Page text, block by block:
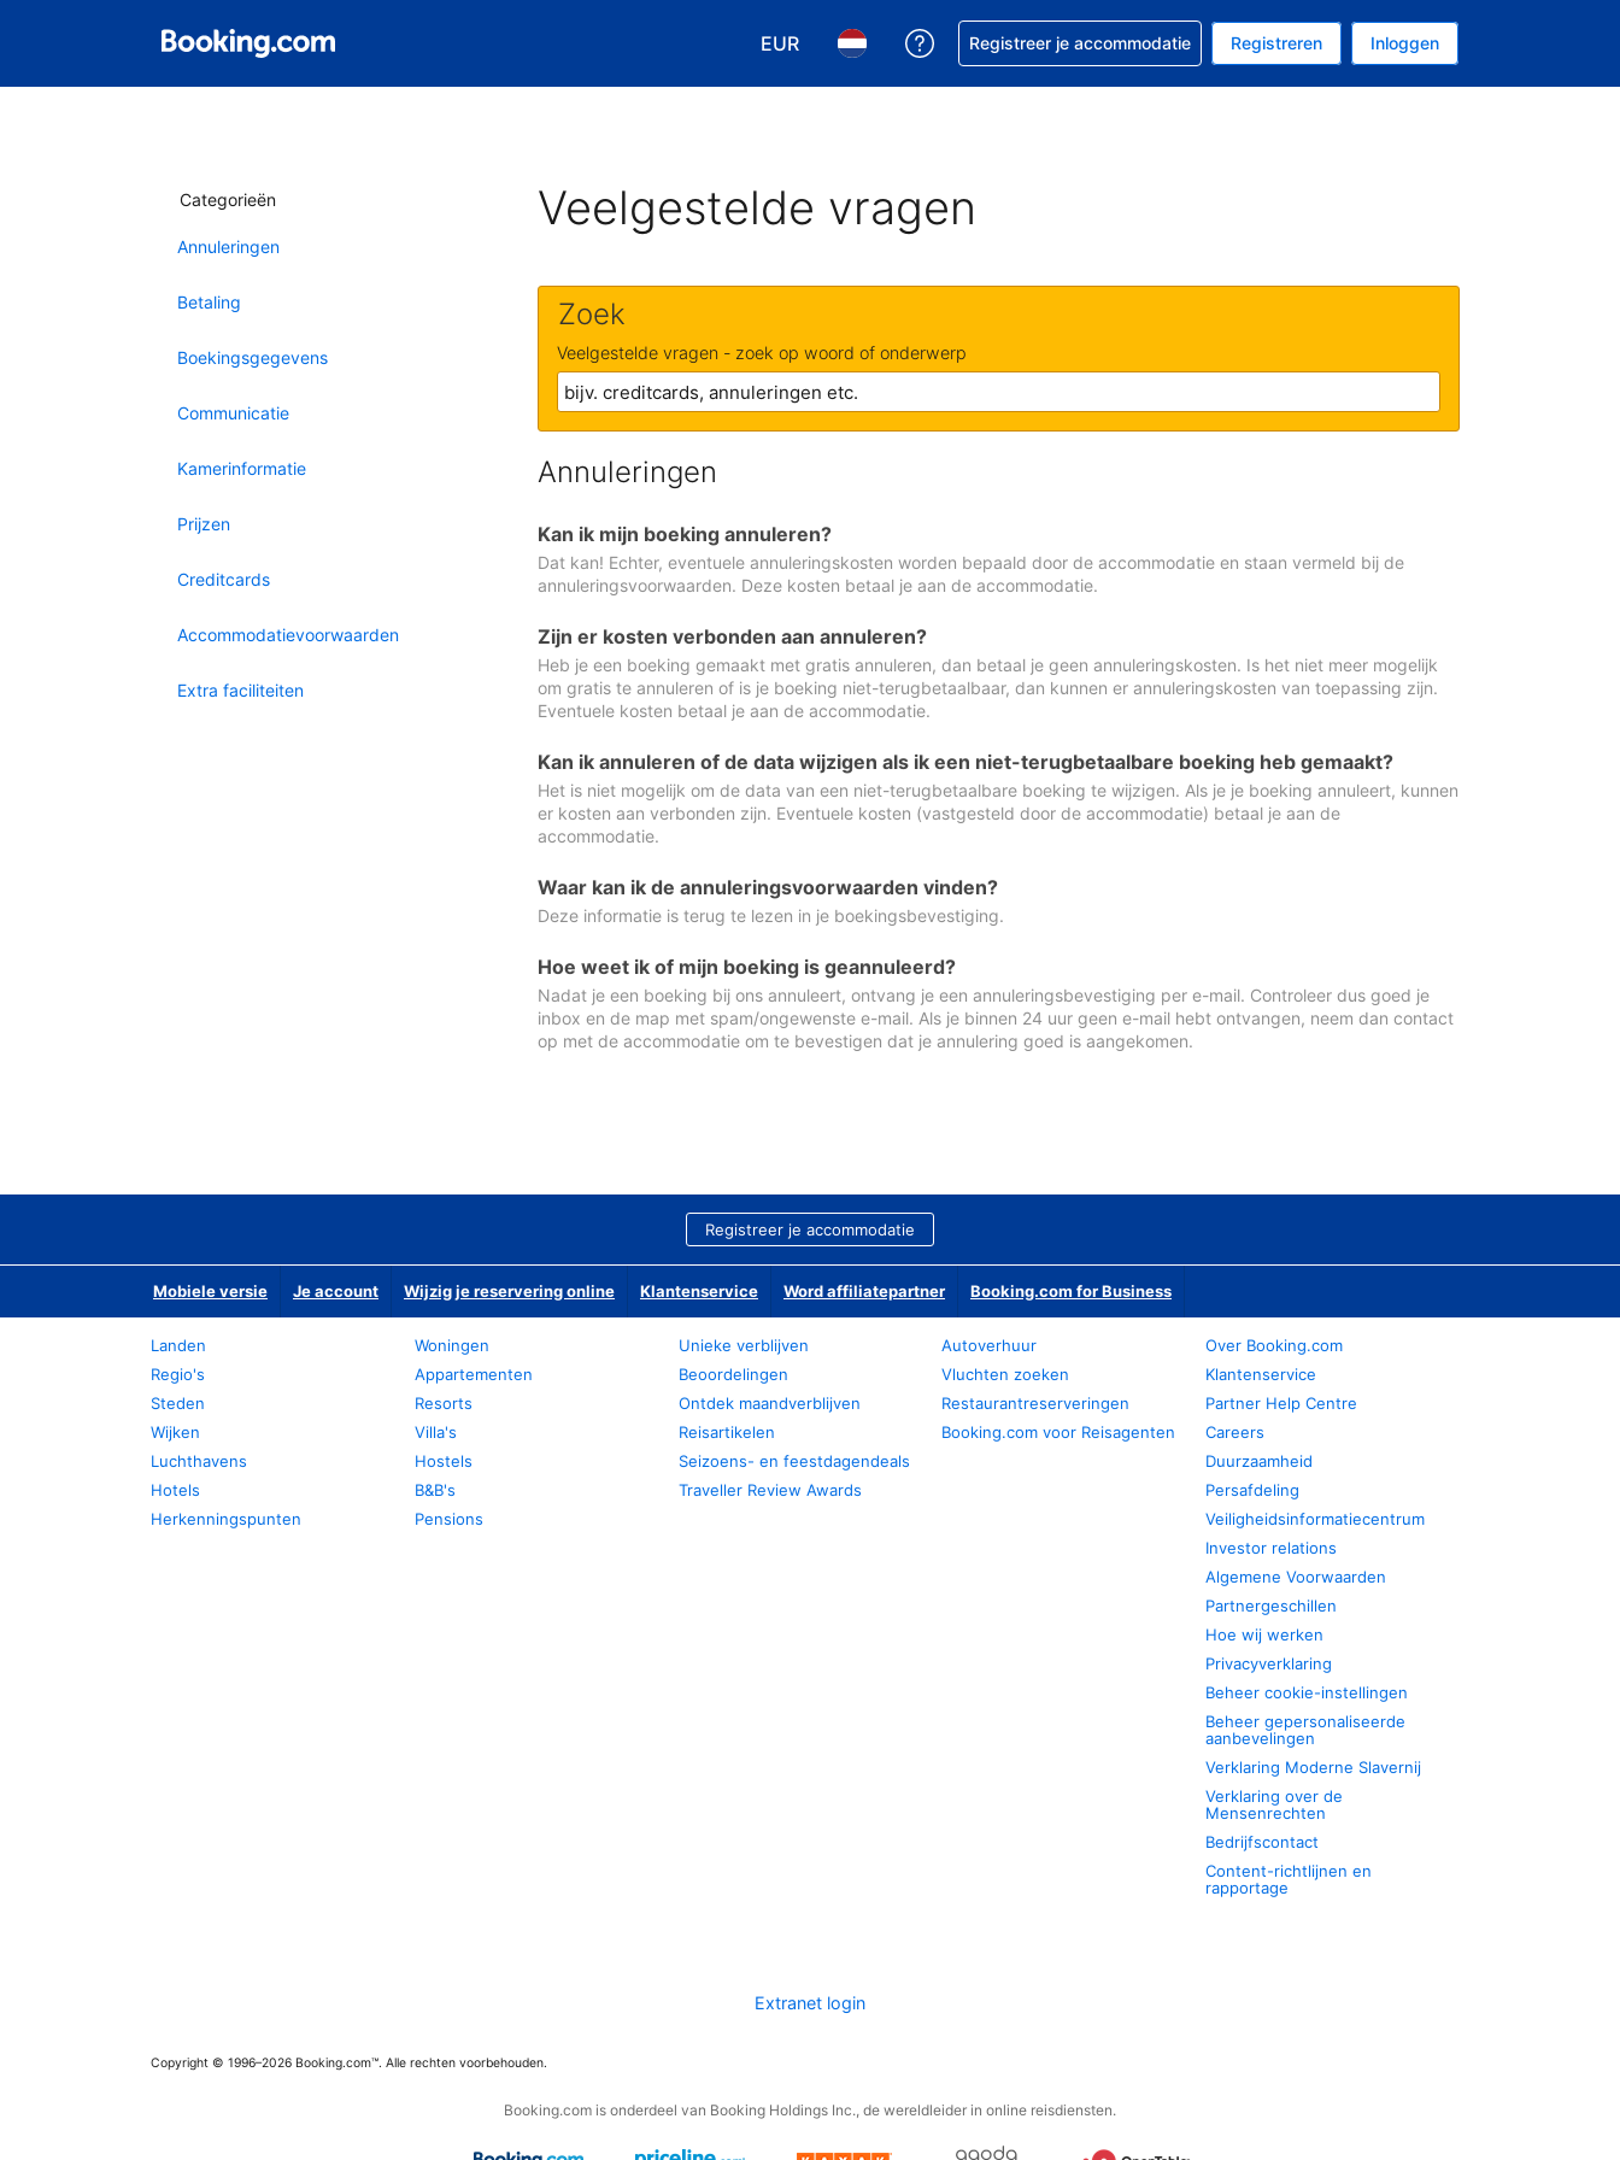
EUR
Kies je valuta. Je huidige valuta is EUR
Kies je taal. Je huidige taal is Nederlands
Krijg hulp bij je reservering
Registreer je accommodatie Registreren Inloggen
Categorieën
Annuleringen
Betaling
Boekingsgegevens
Communicatie
Kamerinformatie
Prijzen
Creditcards
Accommodatievoorwaarden
Extra faciliteiten
Veelgestelde vragen
Zoek
Veelgestelde vragen - zoek op woord of onderwerp
Annuleringen
Kan ik mijn boeking annuleren?
Dat kan! Echter, eventuele annuleringskosten worden bepaald door de accommodatie en staan vermeld bij de
annuleringsvoorwaarden. Deze kosten betaal je aan de accommodatie.
Zijn er kosten verbonden aan annuleren?
Heb je een boeking gemaakt met gratis annuleren, dan betaal je geen annuleringskosten. Is het niet meer mogelijk
om gratis te annuleren of is je boeking niet-terugbetaalbaar, dan kunnen er annuleringskosten van toepassing zijn.
Eventuele kosten betaal je aan de accommodatie.
Kan ik annuleren of de data wijzigen als ik een niet-terugbetaalbare boeking heb gemaakt?
Het is niet mogelijk om de data van een niet-terugbetaalbare boeking te wijzigen. Als je je boeking annuleert, kunnen
er kosten aan verbonden zijn. Eventuele kosten (vastgesteld door de accommodatie) betaal je aan de
accommodatie.
Waar kan ik de annuleringsvoorwaarden vinden?
Deze informatie is terug te lezen in je boekingsbevestiging.
Hoe weet ik of mijn boeking is geannuleerd?
Nadat je een boeking bij ons annuleert, ontvang je een annuleringsbevestiging per e-mail. Controleer dus goed je
inbox en de map met spam/ongewenste e-mail. Als je binnen 24 uur geen e-mail hebt ontvangen, neem dan contact
op met de accommodatie om te bevestigen dat je annulering goed is aangekomen.
Registreer je accommodatie
Mobiele versie Je account Wijzig je reservering online Klantenservice Word affiliatepartner Booking.com for Business
Landen
Regio's
Steden
Wijken
Luchthavens
Hotels
Herkenningspunten
Woningen
Appartementen
Resorts
Villa's
Hostels
B&B's
Pensions
Unieke verblijven
Beoordelingen
Ontdek maandverblijven
Reisartikelen
Seizoens- en feestdagendeals
Traveller Review Awards
Autoverhuur
Vluchten zoeken
Restaurantreserveringen
Booking.com voor Reisagenten
Over Booking.com
Klantenservice
Partner Help Centre
Careers
Duurzaamheid
Persafdeling
Veiligheidsinformatiecentrum
Investor relations
Algemene Voorwaarden
Partnergeschillen
Hoe wij werken
Privacyverklaring
Beheer cookie-instellingen
Beheer gepersonaliseerde
aanbevelingen
Verklaring Moderne Slavernij
Verklaring over de
Mensenrechten
Bedrijfscontact
Content-richtlijnen en
rapportage
Extranet login
Copyright © 1996–2026 Booking.com™. Alle rechten voorbehouden.
Booking.com is onderdeel van Booking Holdings Inc., de wereldleider in online reisdiensten.